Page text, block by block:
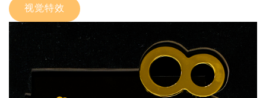
视觉特效